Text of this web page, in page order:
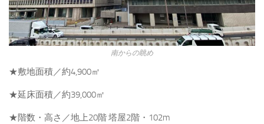
南からの眺め
★敷地面積／約4,900㎡
★延床面積／約39,000㎡
★階数・高さ／地上20階 塔屋2階・102m